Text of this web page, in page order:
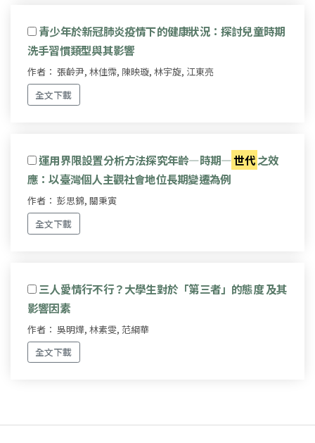
青少年於新冠肺炎疫情下的健康狀況：探討兒童時期
洗手習慣類型與其影響
作者： 張齡尹, 林佳霈, 陳映璇, 林宇旋, 江東亮
全文下載
運用界限設置分析方法探究年齡—時期—世代之效
應：以臺灣個人主觀社會地位長期變遷為例
作者： 彭思錦, 關秉寅
全文下載
三人愛情行不行？大學生對於「第三者」的態度 及其
影響因素
作者： 吳明燁, 林素雯, 范綱華
全文下載